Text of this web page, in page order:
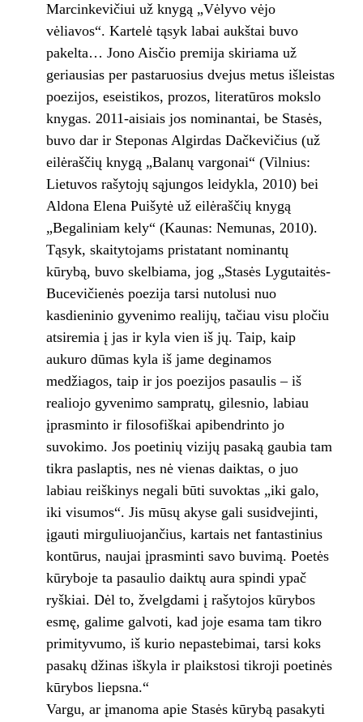
Marcinkevičiui už knygą „Vėlyvo vėjo
vėliavos“. Kartelė tąsyk labai aukštai buvo
pakelta… Jono Aisčio premija skiriama už
geriausias per pastaruosius dvejus metus išleistas
poezijos, eseistikos, prozos, literatūros mokslo
knygas. 2011-aisiais jos nominantai, be Stasės,
buvo dar ir Steponas Algirdas Dačkevičius (už
eilėraščių knygą „Balanų vargonai“ (Vilnius:
Lietuvos rašytojų sąjungos leidykla, 2010) bei
Aldona Elena Puišytė už eilėraščių knygą
„Begaliniam kely“ (Kaunas: Nemunas, 2010).
Tąsyk, skaitytojams pristatant nominantų
kūrybą, buvo skelbiama, jog „Stasės Lygutaitės-
Bucevičienės poezija tarsi nutolusi nuo
kasdieninio gyvenimo realijų, tačiau visu pločiu
atsiremia į jas ir kyla vien iš jų. Taip, kaip
aukuro dūmas kyla iš jame deginamos
medžiagos, taip ir jos poezijos pasaulis – iš
realiojo gyvenimo sampratų, gilesnio, labiau
įprasminto ir filosofiškai apibendrinto jo
suvokimo. Jos poetinių vizijų pasaką gaubia tam
tikra paslaptis, nes nė vienas daiktas, o juo
labiau reiškinys negali būti suvoktas „iki galo,
iki visumos“. Jis mūsų akyse gali susidvejinti,
įgauti mirguliuojančius, kartais net fantastinius
kontūrus, naujai įprasminti savo buvimą. Poetės
kūryboje ta pasaulio daiktų aura spindi ypač
ryškiai. Dėl to, žvelgdami į rašytojos kūrybos
esmę, galime galvoti, kad joje esama tam tikro
primityvumo, iš kurio nepastebimai, tarsi koks
pasakų džinas iškyla ir plaikstosi tikroji poetinės
kūrybos liepsna.“
Vargu, ar įmanoma apie Stasės kūrybą pasakyti